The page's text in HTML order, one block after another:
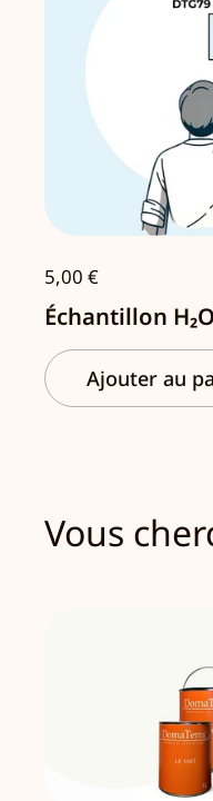
5,00 €
Échantillon H₂O
Ajouter au
Vous